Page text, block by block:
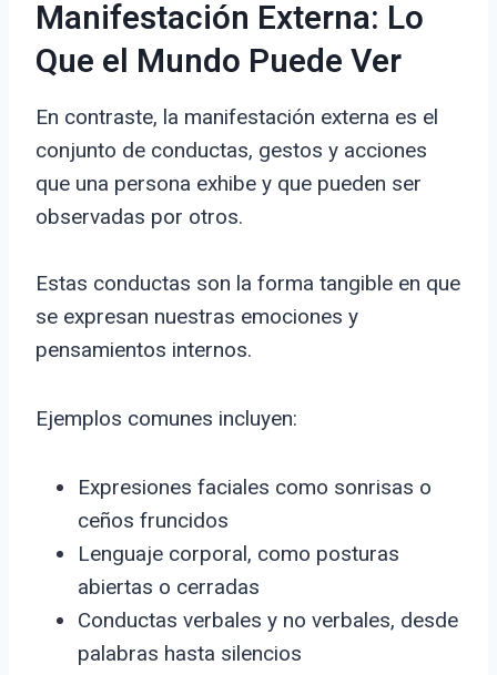
Manifestación Externa: Lo
Que el Mundo Puede Ver
En contraste, la manifestación externa es el
conjunto de conductas, gestos y acciones
que una persona exhibe y que pueden ser
observadas por otros.
Estas conductas son la forma tangible en que
se expresan nuestras emociones y
pensamientos internos.
Ejemplos comunes incluyen:
Expresiones faciales como sonrisas o
ceños fruncidos
Lenguaje corporal, como posturas
abiertas o cerradas
Conductas verbales y no verbales, desde
palabras hasta silencios